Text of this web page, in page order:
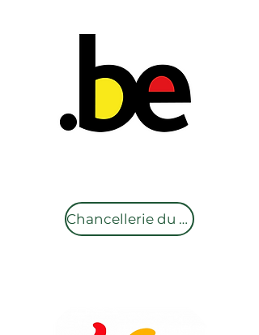
Chancellerie du premier ministre